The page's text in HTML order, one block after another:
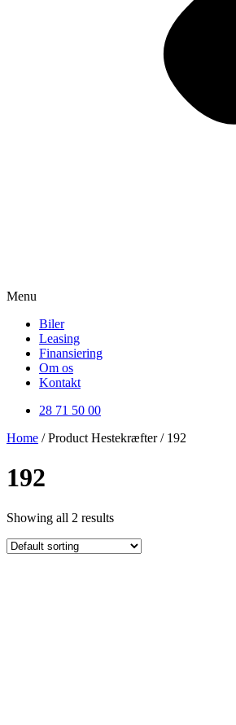
Menu
Biler
Leasing
Finansiering
Om os
Kontakt
28 71 50 00
Home / Product Hestekræfter / 192
192
Showing all 2 results